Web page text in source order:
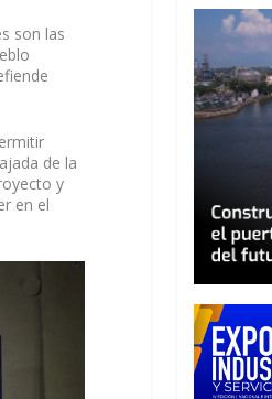
son las
de la
y
en el